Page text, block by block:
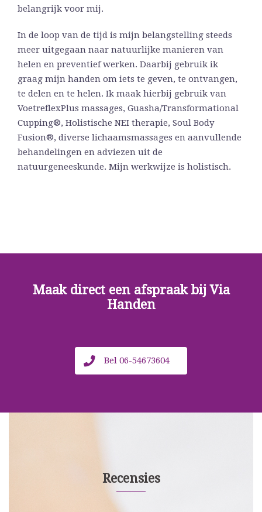
belangrijk voor mij.
In de loop van de tijd is mijn belangstelling steeds
meer uitgegaan naar natuurlijke manieren van
helen en preventief werken. Daarbij gebruik ik
graag mijn handen om iets te geven, te ontvangen,
te delen en te helen. Ik maak hierbij gebruik van
VoetreflexPlus massages, Guasha/Transformational
Cupping®, Holistische NEI therapie, Soul Body
Fusion®, diverse lichaamsmassages en aanvullende
behandelingen en adviezen uit de
natuurgeneeskunde. Mijn werkwijze is holistisch.
Maak direct een afspraak bij Via
Handen
Bel 06-54673604
Recensies